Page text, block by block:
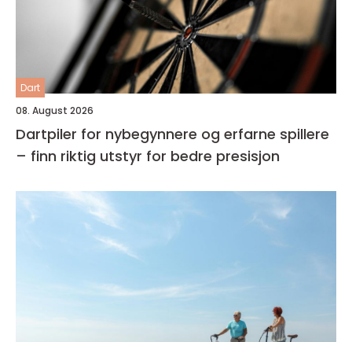
Dart
08. August 2026
Dartpiler for nybegynnere og erfarne spillere
– finn riktig utstyr for bedre presisjon